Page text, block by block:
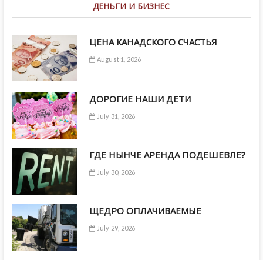
ДЕНЬГИ И БИЗНЕС
ЦЕНА КАНАДСКОГО СЧАСТЬЯ
August 1, 2026
ДОРОГИЕ НАШИ ДЕТИ
July 31, 2026
ГДЕ НЫНЧЕ АРЕНДА ПОДЕШЕВЛЕ?
July 30, 2026
ЩЕДРО ОПЛАЧИВАЕМЫЕ
July 29, 2026